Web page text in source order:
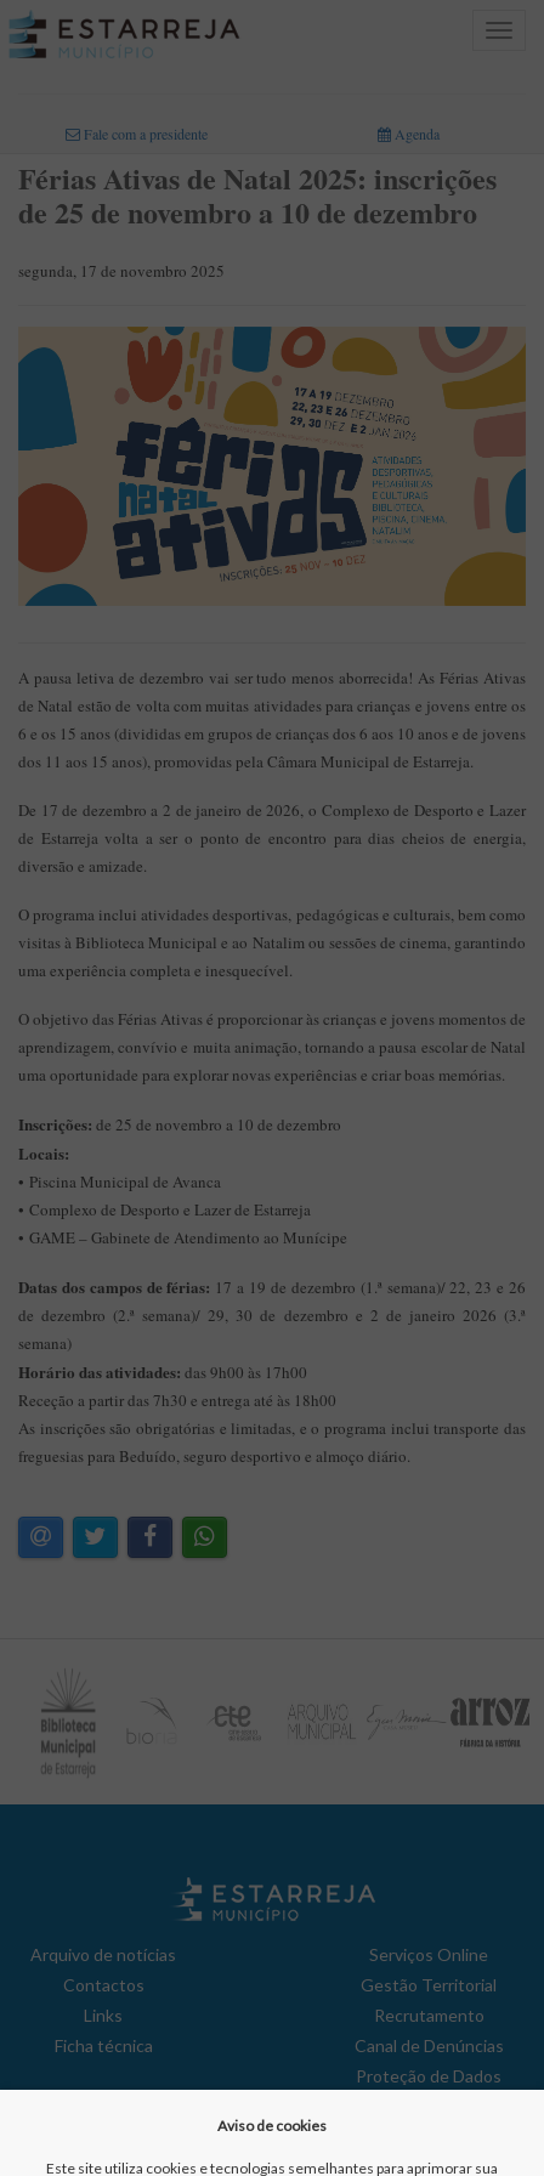
Toggle
Fale com a presidente Agenda
Férias Ativas de Natal 2025: inscrições
de 25 de novembro a 10 de dezembro
segunda, 17 de novembro 2025
A pausa letiva de dezembro vai ser tudo menos aborrecida! As Férias Ativas
de Natal estão de volta com muitas atividades para crianças e jovens entre os
6 e os 15 anos (divididas em grupos de crianças dos 6 aos 10 anos e de jovens
dos 11 aos 15 anos), promovidas pela Câmara Municipal de Estarreja.
De 17 de dezembro a 2 de janeiro de 2026, o Complexo de Desporto e Lazer
de Estarreja volta a ser o ponto de encontro para dias cheios de energia,
diversão e amizade.
O programa inclui atividades desportivas, pedagógicas e culturais, bem como
visitas à Biblioteca Municipal e ao Natalim ou sessões de cinema, garantindo
uma experiência completa e inesquecível.
O objetivo das Férias Ativas é proporcionar às crianças e jovens momentos de
aprendizagem, convívio e muita animação, tornando a pausa escolar de Natal
uma oportunidade para explorar novas experiências e criar boas memórias.
Inscrições: de 25 de novembro a 10 de dezembro
Locais:
• Piscina Municipal de Avanca
• Complexo de Desporto e Lazer de Estarreja
• GAME – Gabinete de Atendimento ao Munícipe
Datas dos campos de férias: 17 a 19 de dezembro (1.ª semana)/ 22, 23 e 26
de dezembro (2.ª semana)/ 29, 30 de dezembro e 2 de janeiro 2026 (3.ª
semana)
Horário das atividades: das 9h00 às 17h00
Receção a partir das 7h30 e entrega até às 18h00
As inscrições são obrigatórias e limitadas, e o programa inclui transporte das
freguesias para Beduído, seguro desportivo e almoço diário.
Arquivo de notícias
Contactos
Links
Ficha técnica
Serviços Online
Gestão Territorial
Recrutamento
Canal de Denúncias
Proteção de Dados
Reclamações
Aviso de cookies
Este site utiliza cookies e tecnologias semelhantes para aprimorar sua